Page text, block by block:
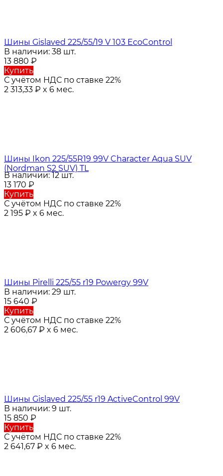
Шины Gislaved 225/55/19 V 103 EcoControl
В наличии: 38 шт.
13 880 ₽
Купить
С учётом НДС по ставке 22%
2 313,33 ₽ x 6 мес.
Шины Ikon 225/55R19 99V Character Aqua SUV
(Nordman S2 SUV) TL
В наличии: 12 шт.
13 170 ₽
Купить
С учётом НДС по ставке 22%
2 195 ₽ x 6 мес.
Шины Pirelli 225/55 r19 Powergy 99V
В наличии: 29 шт.
15 640 ₽
Купить
С учётом НДС по ставке 22%
2 606,67 ₽ x 6 мес.
Шины Gislaved 225/55 r19 ActiveControl 99V
В наличии: 9 шт.
15 850 ₽
Купить
С учётом НДС по ставке 22%
2 641,67 ₽ x 6 мес.